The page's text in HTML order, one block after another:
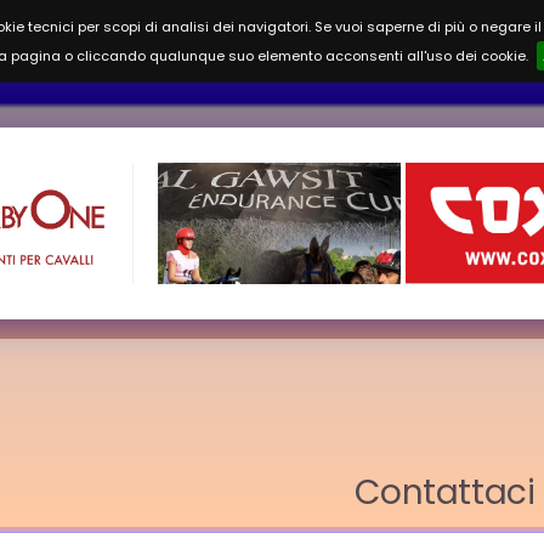
tecnici per scopi di analisi dei navigatori. Se vuoi saperne di più o negare
pagina o cliccando qualunque suo elemento acconsenti all'uso dei cookie.
Home
Contattaci